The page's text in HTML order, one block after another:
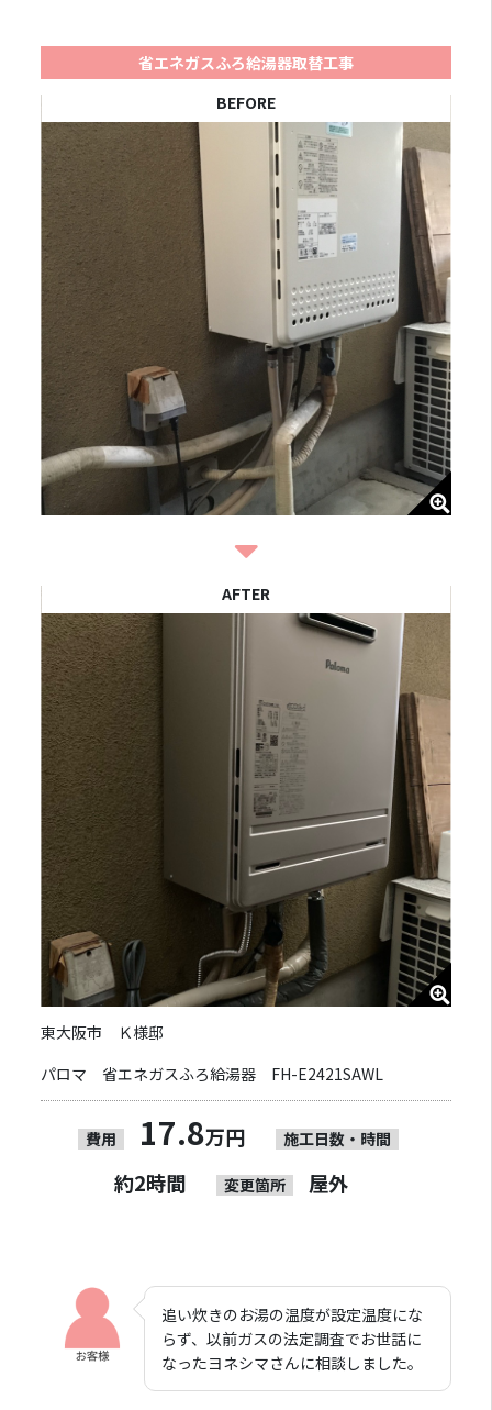
省エネガスふろ給湯器取替工事
東大阪市 Ｋ様邸
パロマ 省エネガスふろ給湯器 FH-E2421SAWL
費用 17.8万円 施工日数・時間
約2時間 変更箇所 屋外
追い炊きのお湯の温度が設定温度にな
らず、以前ガスの法定調査でお世話に
なったヨネシマさんに相談しました。